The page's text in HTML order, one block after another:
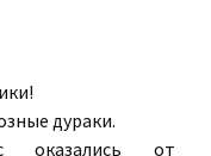
дураки.
оказались от